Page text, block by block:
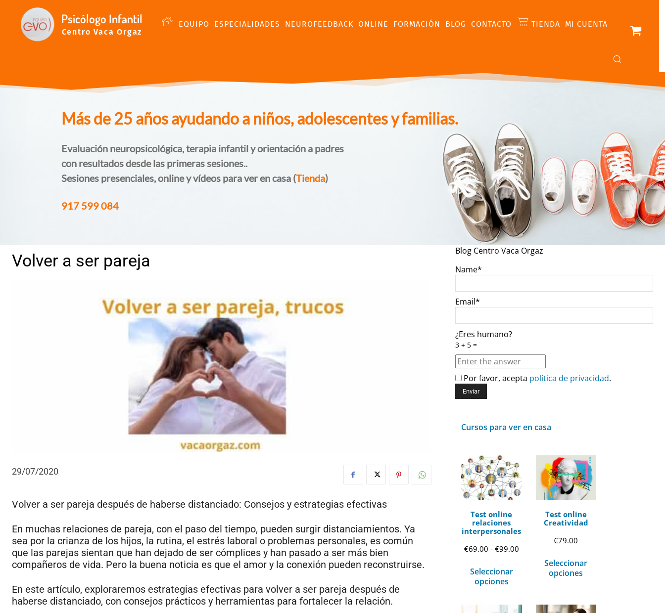
Psicólogo Infantil
Centro Vaca Orgaz
EQUIPO ESPECIALIDADES NEUROFEEDBACK ONLINE FORMACIÓN BLOG CONTACTO TIENDA MI CUENTA
Más de 25 años ayudando a niños, adolescentes y familias.
Evaluación neuropsicológica, terapia infantil y orientación a padres
con resultados desde las primeras sesiones..
Sesiones presenciales, online y vídeos para ver en casa (Tienda)
917 599 084
Volver a ser pareja
29/07/2020
Volver a ser pareja después de haberse distanciado: Consejos y estrategias efectivas
En muchas relaciones de pareja, con el paso del tiempo, pueden surgir distanciamientos. Ya
sea por la crianza de los hijos, la rutina, el estrés laboral o problemas personales, es común
que las parejas sientan que han dejado de ser cómplices y han pasado a ser más bien
compañeros de vida. Pero la buena noticia es que el amor y la conexión pueden reconstruirse.
En este artículo, exploraremos estrategias efectivas para volver a ser pareja después de
haberse distanciado, con consejos prácticos y herramientas para fortalecer la relación.
Blog Centro Vaca Orgaz
Name*
Email*
¿Eres humano?
3 + 5 =
Por favor, acepta política de privacidad.
Cursos para ver en casa
Test online
relaciones
interpersonales
€69.00 - €99.00Rango
€69.00
Seleccionar
opciones
Test online
Creatividad
€79.00
Seleccionar
opciones